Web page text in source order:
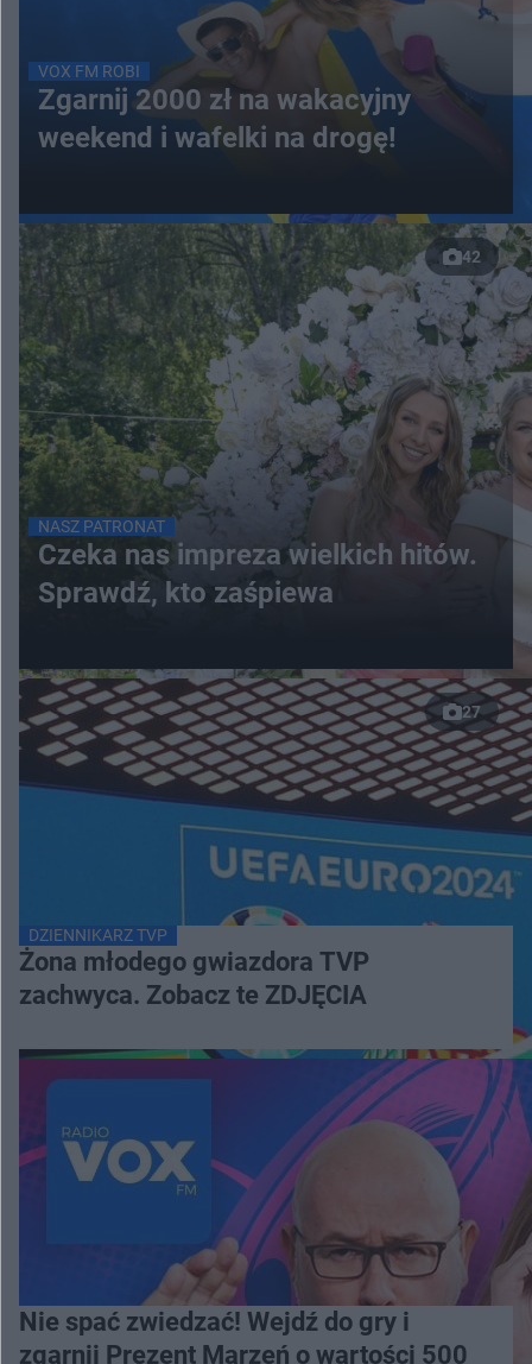
VOX FM ROBI
Zgarnij 2000 zł na wakacyjny
weekend i wafelki na drogę!
42
NASZ PATRONAT
Czeka nas impreza wielkich hitów.
Sprawdź, kto zaśpiewa
27
DZIENNIKARZ TVP
Żona młodego gwiazdora TVP
zachwyca. Zobacz te ZDJĘCIA
Nie spać zwiedzać! Wejdź do gry i
zgarnij Prezent Marzeń o wartości 500